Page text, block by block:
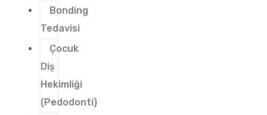
Bonding
Tedavisi
Çocuk
Diş
Hekimliği
(Pedodonti)